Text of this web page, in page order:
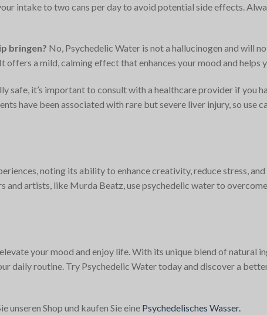
intake to two cans per day to avoid potential side effects.
bringen? No, Psychedelic Water is not a hallucinogen and will
offers a mild, calming effect that enhances your mood and helps
safe, it’s important to consult with a healthcare provider if you
have been associated with rare but severe liver injury, so use
noting its ability to enhance creativity, reduce stress,
artists, like Murda Beatz, use psychedelic water to
your mood and enjoy life. With its unique blend of natural
daily routine. Try Psychedelic Water today and discover a
unseren Shop und kaufen Sie eine Psychedelisches Wasser.